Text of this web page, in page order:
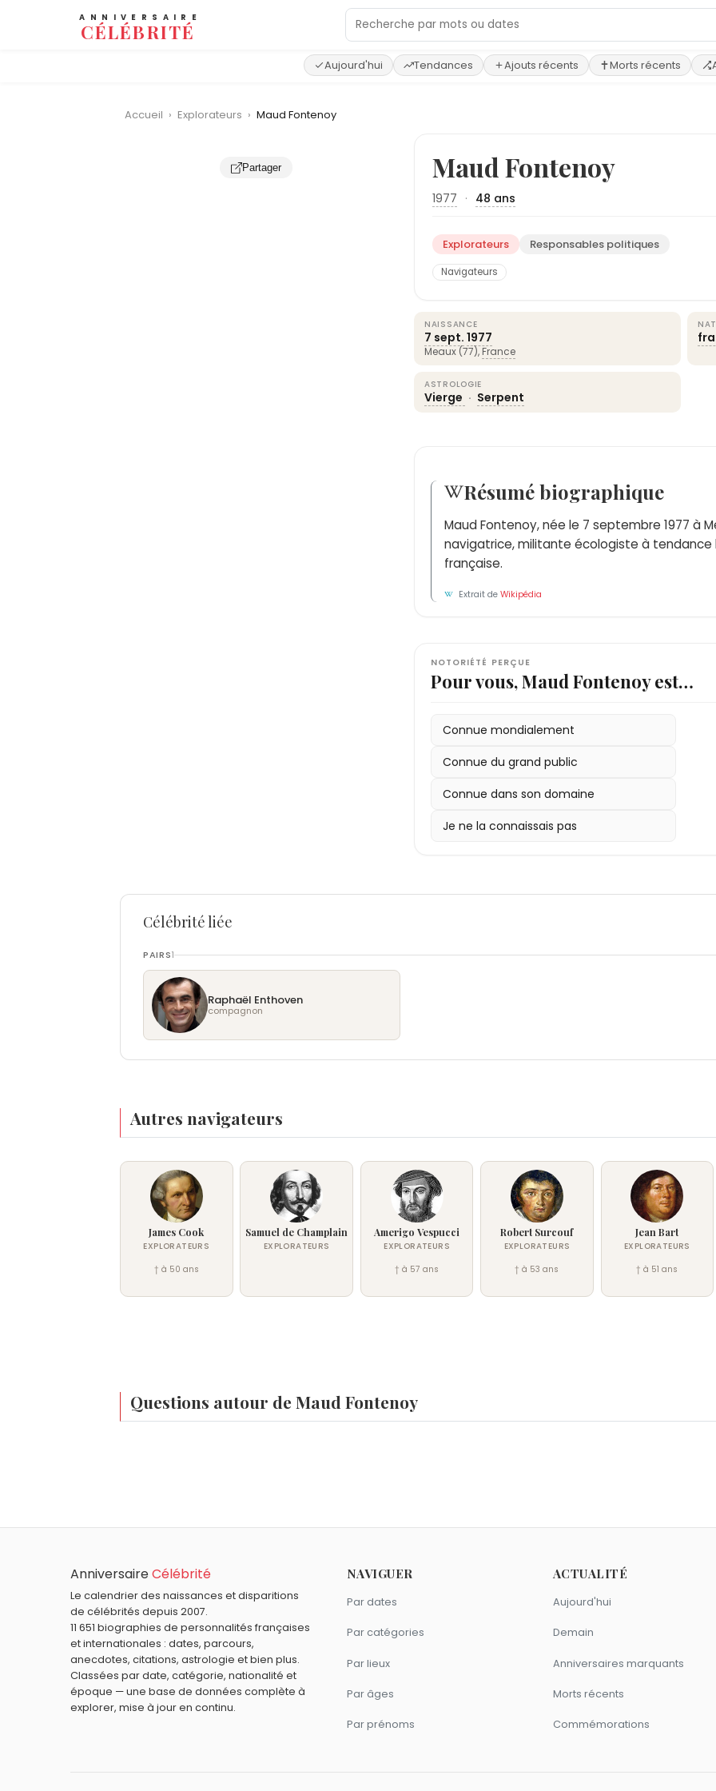
ANNIVERSAIRE
CÉLÉBRITÉ
Aujourd'hui Tendances Ajouts récents Morts récents
Accueil › Explorateurs › Maud Fontenoy
Partager Maud Fontenoy
1977 · 48 ans
Explorateurs Responsables politiques
Navigateurs
NAISSANCE
7 sept. 1977
Meaux (77), France
ASTROLOGIE
Vierge · Serpent
Résumé biographique
Maud Fontenoy, née le 7 septembre 1977 à
navigatrice, militante écologiste à
française.
Extrait deWikipédia
NOTORIÉTÉ PERÇUE
Pour vous, Maud Fontenoy est…
Connue mondialement
Connue du grand public
Connue dans son domaine
Je ne la connaissais pas
Célébrité liée
PAIRS1
Raphaël Enthoven
compagnon
Autres navigateurs
James Cook
EXPLORATEURS
† à 50 ans
Samuel de Champlain
EXPLORATEURS
Amerigo Vespucci
EXPLORATEURS
† à 57 ans
Robert Surcouf
EXPLORATEURS
† à 53 ans
Jean Bart
EXPLORATEURS
† à 51 ans
Questions autour de Maud Fontenoy
AnniversaireCélébrité
Le calendrier des naissances et disparitions
de célébrités depuis 2007.
11 651 biographies de personnalités françaises
et internationales : dates, parcours,
anecdotes, citations, astrologie et bien plus.
Classées par date, catégorie, nationalité et
époque — une base de données complète à
explorer, mise à jour en continu.
NAVIGUER
Par dates
Par catégories
Par lieux
Par âges
Par prénoms
ACTUALITÉ
Aujourd'hui
Demain
Anniversaires marquants
Morts récents
Commémorations